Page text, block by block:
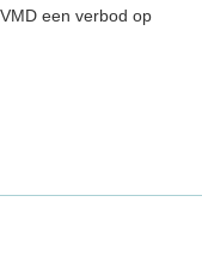
een verbod op